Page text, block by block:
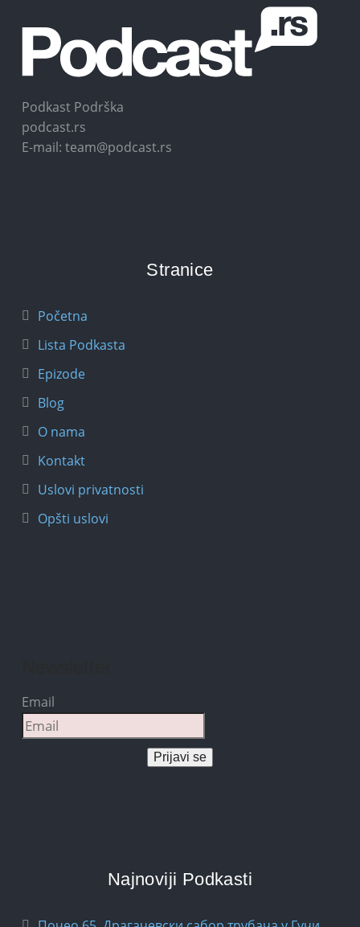
Podkast Podrška
podcast.rs
E-mail: team@podcast.rs
Stranice
Početna
Lista Podkasta
Epizode
Blog
O nama
Kontakt
Uslovi privatnosti
Opšti uslovi
Email
Prijavi se
Najnoviji Podkasti